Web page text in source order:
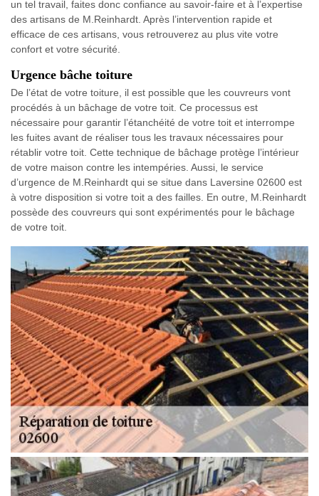
un tel travail, faites donc confiance au savoir-faire et à l’expertise
des artisans de M.Reinhardt. Après l’intervention rapide et
efficace de ces artisans, vous retrouverez au plus vite votre
confort et votre sécurité.
Urgence bâche toiture
De l’état de votre toiture, il est possible que les couvreurs vont
procédés à un bâchage de votre toit. Ce processus est
nécessaire pour garantir l’étanchéité de votre toit et interrompe
les fuites avant de réaliser tous les travaux nécessaires pour
rétablir votre toit. Cette technique de bâchage protège l’intérieur
de votre maison contre les intempéries. Aussi, le service
d’urgence de M.Reinhardt qui se situe dans Laversine 02600 est
à votre disposition si votre toit a des failles. En outre, M.Reinhardt
possède des couvreurs qui sont expérimentés pour le bâchage
de votre toit.